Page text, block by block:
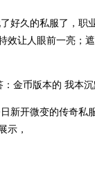
好久的私服了，职
效让人眼前一亮；
金币版本的 我本
新开微变的传奇私
示，